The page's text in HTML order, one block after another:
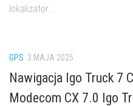
lokalizator...
GPS 3 MAJA 2025
Nawigacja Igo Truck 7
Modecom CX 7.0 Igo